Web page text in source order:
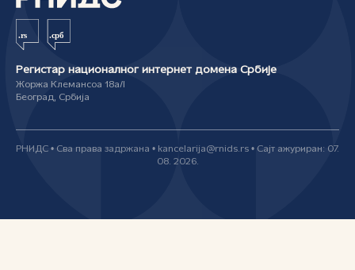
Регистар националног интернет домена Србије
Жоржа Клемансоа 18а/I
Београд, Србија
РНИДС • Сва права задржана • kancelarija@rnids.rs • Сајт ажуриран: 07.
08. 2026.